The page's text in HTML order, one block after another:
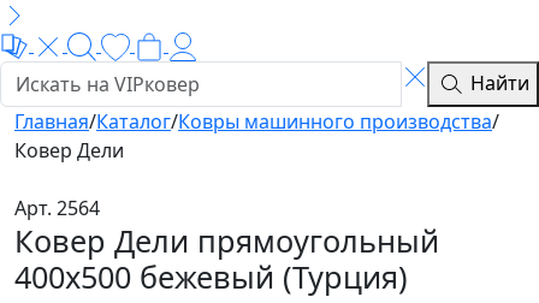
Найти
Главная/Каталог/Ковры машинного производства/
Ковер Дели
Арт. 2564
Ковер Дели прямоугольный
400x500 бежевый (Турция)